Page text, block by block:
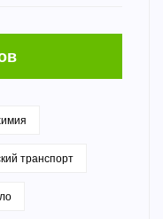
транспорт